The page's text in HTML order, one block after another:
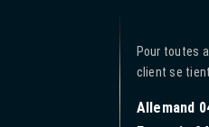
Pour toutes
client se
Allemand